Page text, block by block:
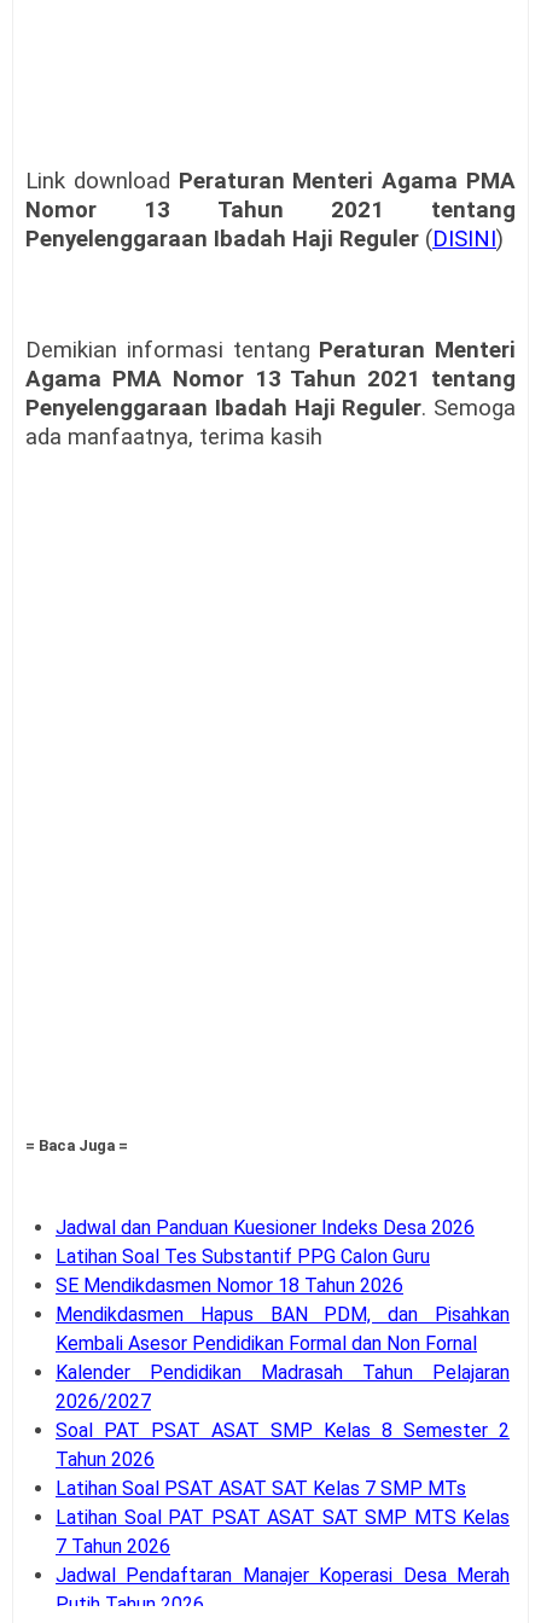
Link download Peraturan Menteri Agama PMA
Nomor 13 Tahun 2021 tentang
Penyelenggaraan Ibadah Haji Reguler (DISINI)
Demikian informasi tentang Peraturan Menteri
Agama PMA Nomor 13 Tahun 2021 tentang
Penyelenggaraan Ibadah Haji Reguler. Semoga
ada manfaatnya, terima kasih
= Baca Juga =
Jadwal dan Panduan Kuesioner Indeks Desa 2026
Latihan Soal Tes Substantif PPG Calon Guru
SE Mendikdasmen Nomor 18 Tahun 2026
Mendikdasmen Hapus BAN PDM, dan Pisahkan
Kembali Asesor Pendidikan Formal dan Non Fornal
Kalender Pendidikan Madrasah Tahun Pelajaran
2026/2027
Soal PAT PSAT ASAT SMP Kelas 8 Semester 2
Tahun 2026
Latihan Soal PSAT ASAT SAT Kelas 7 SMP MTs
Latihan Soal PAT PSAT ASAT SAT SMP MTS Kelas
7 Tahun 2026
Jadwal Pendaftaran Manajer Koperasi Desa Merah
Putih Tahun 2026